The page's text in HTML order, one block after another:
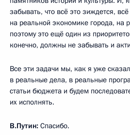
забывать, что всё это зиждется,
на реальной экономике города, на
поэтому это ещё один из
конечно, должны не забывать и
Все эти задачи мы, как я уже
в реальные дела, в реальные
статьи бюджета и будем
их исполнять.
В.Путин: Спасибо.